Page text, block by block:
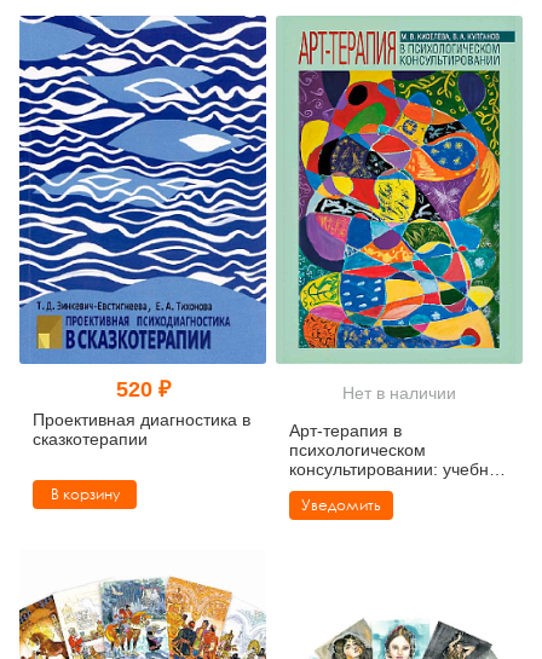
520 ₽
Проективная диагностика в
сказкотерапии
В корзину
Нет в наличии
Арт-терапия в
психологическом
консультировании: учебное
пособие
Уведомить